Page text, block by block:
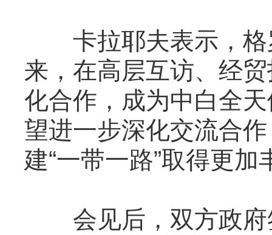
卡拉耶夫表示，格
来，在高层互访、经
化合作，成为中白全
望进一步深化交流合
建“一带一路”取得更加
会见后，双方政府